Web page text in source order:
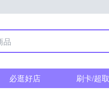
必逛好店 刷卡/超取